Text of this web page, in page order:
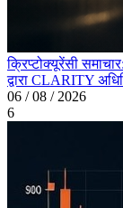
क्रिप्टोक्यूरेंसी
द्वारा CLARITY
06 / 08 / 2026
6